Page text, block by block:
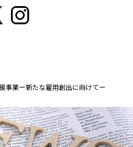
事業ー新たな雇用創出に向けてー